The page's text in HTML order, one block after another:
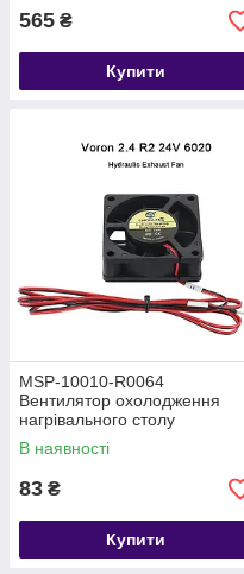
565 ₴
Купити
MSP-10010-R0064
Вентилятор охолодження
нагрівального столу
60х60х20 мм до 3D принтерів
Voron 2.4 R2
В наявності
83 ₴
Купити